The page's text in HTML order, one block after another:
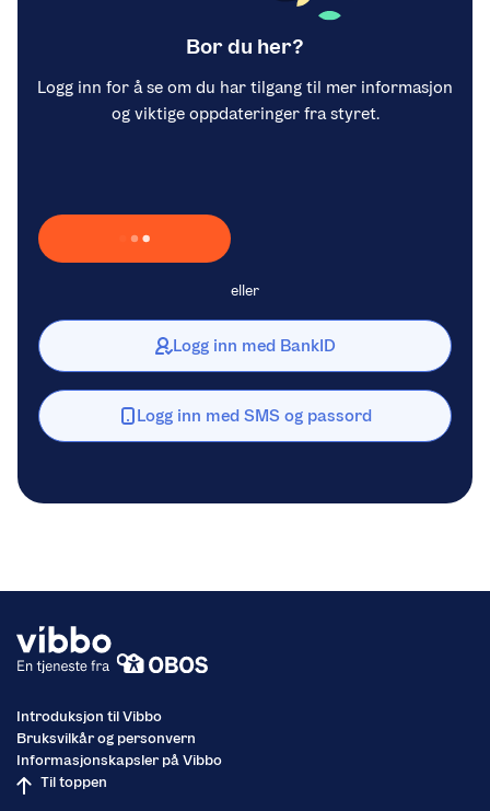
Bor du her?
Logg inn for å se om du har tilgang til mer informasjon
og viktige oppdateringer fra styret.
Laster inn Vipps …
eller
Logg inn med BankID
Logg inn med SMS og passord
Introduksjon til Vibbo
Bruksvilkår og personvern
Informasjonskapsler på Vibbo
Til toppen